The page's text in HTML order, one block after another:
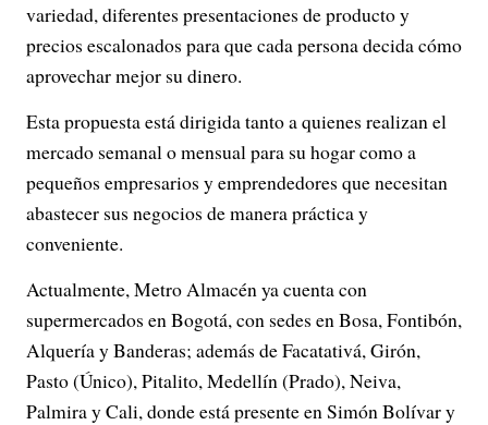
variedad, diferentes presentaciones de producto y
precios escalonados para que cada persona decida cómo
aprovechar mejor su dinero.
Esta propuesta está dirigida tanto a quienes realizan el
mercado semanal o mensual para su hogar como a
pequeños empresarios y emprendedores que necesitan
abastecer sus negocios de manera práctica y
conveniente.
Actualmente, Metro Almacén ya cuenta con
supermercados en Bogotá, con sedes en Bosa, Fontibón,
Alquería y Banderas; además de Facatativá, Girón,
Pasto (Único), Pitalito, Medellín (Prado), Neiva,
Palmira y Cali, donde está presente en Simón Bolívar y